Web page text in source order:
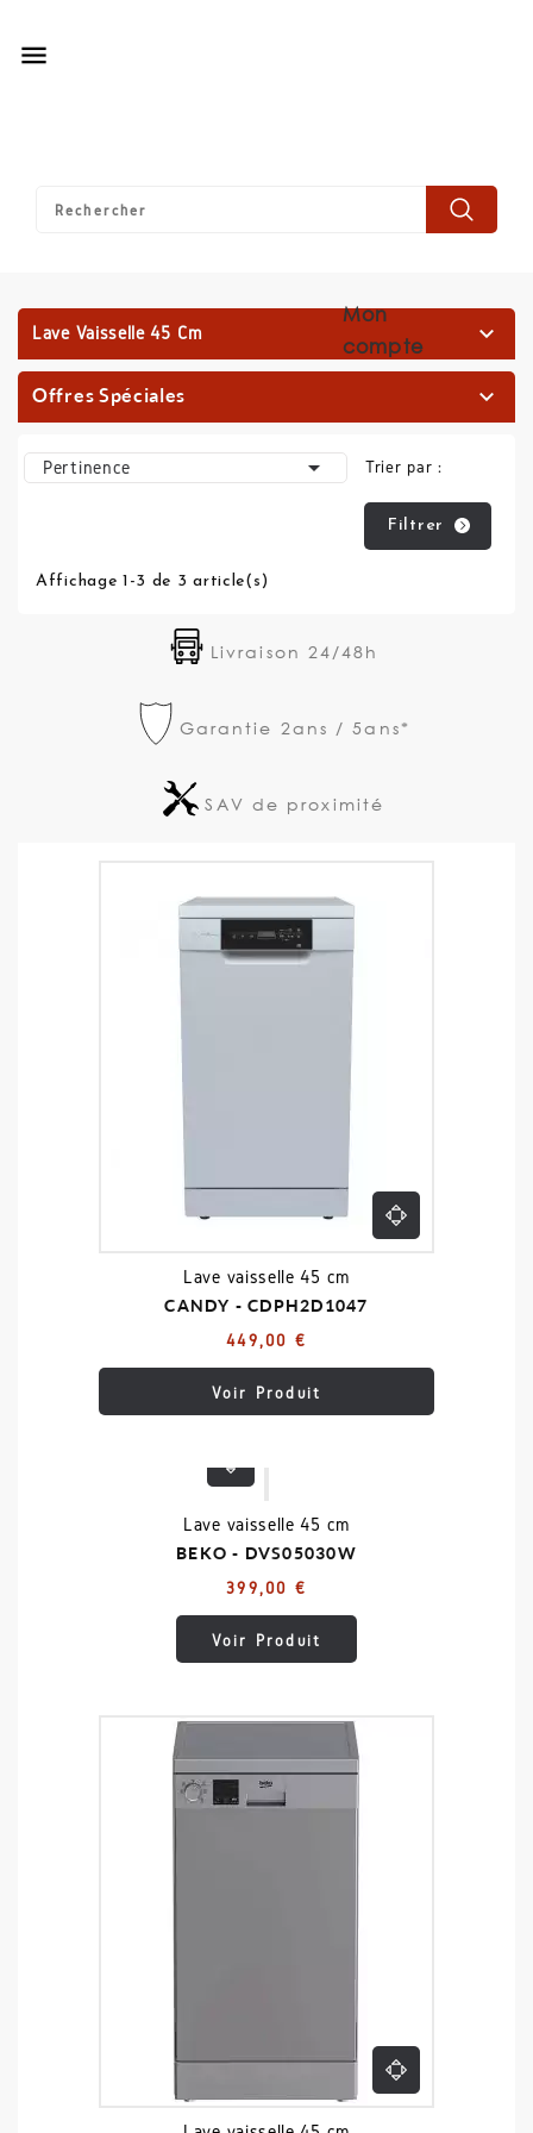

Mon
compte
Lave Vaisselle 45 Cm 
Offres Spéciales 
Trier par :
Pertinence 
Filtrer
Affichage 1-3 de 3 article(s)
Livraison 24/48h
Garantie 2ans / 5ans*
SAV de proximité
Lave vaisselle 45 cm
CANDY - CDPH2D1047
449,00 €
Voir Produit
Lave vaisselle 45 cm
BEKO - DVS05030W
399,00 €
Voir Produit